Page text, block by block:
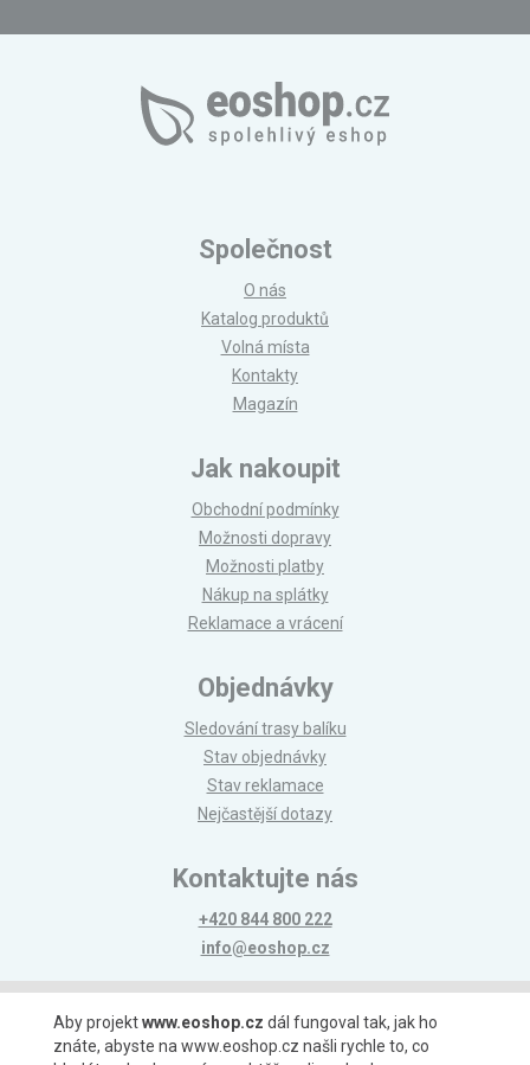
Společnost
O nás
Katalog produktů
Volná místa
Kontakty
Magazín
Jak nakoupit
Obchodní podmínky
Možnosti dopravy
Možnosti platby
Nákup na splátky
Reklamace a vrácení
Objednávky
Sledování trasy balíku
Stav objednávky
Stav reklamace
Nejčastější dotazy
Kontaktujte nás
+420 844 800 222
info@eoshop.cz
Možnosti platby
Aby projektwww.eoshop.cz dál fungoval tak, jak ho
znáte, abyste na www.eoshop.cz našli rychle to, co